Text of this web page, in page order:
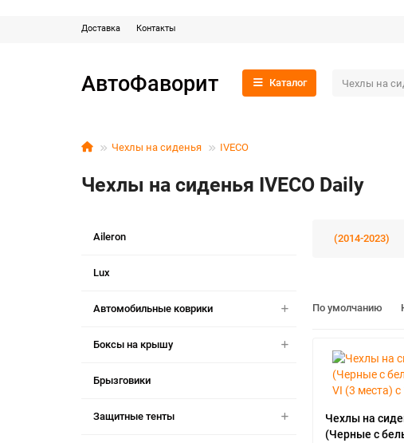
Доставка Контакты
АвтоФаворит Каталог
Чехлы на сиденья IVECO
Чехлы на сиденья IVECO Daily
Aileron
Lux
Автомобильные коврики
Боксы на крышу
Брызговики
Защитные тенты
(2014-2023)
По умолчанию
Чехлы на
(Черные с